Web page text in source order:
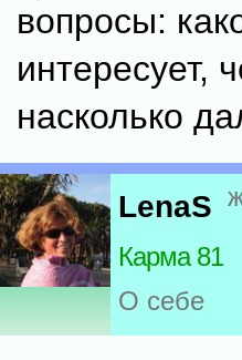
вопросы:
интересует,
насколько
LenaS
Карма 81
О себе